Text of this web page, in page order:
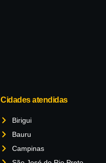
Cidades atendidas
Birigui
Bauru
Campinas